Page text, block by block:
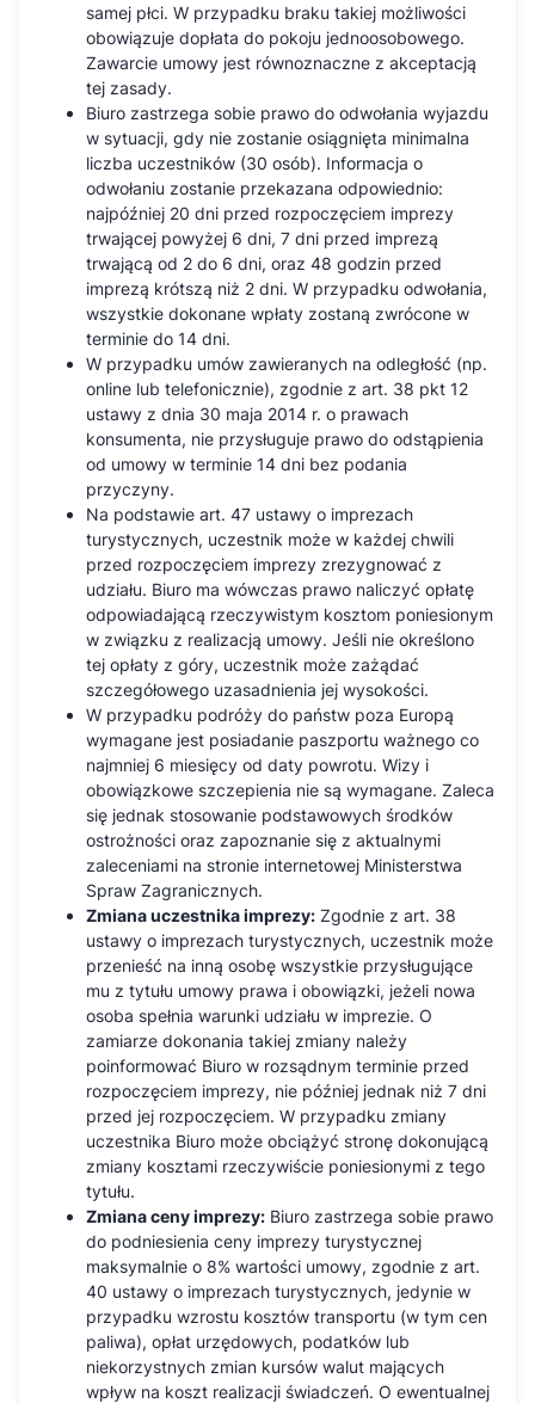
samej płci. W przypadku braku takiej możliwości
obowiązuje dopłata do pokoju jednoosobowego.
Zawarcie umowy jest równoznaczne z akceptacją
tej zasady.
Biuro zastrzega sobie prawo do odwołania wyjazdu
w sytuacji, gdy nie zostanie osiągnięta minimalna
liczba uczestników (30 osób). Informacja o
odwołaniu zostanie przekazana odpowiednio:
najpóźniej 20 dni przed rozpoczęciem imprezy
trwającej powyżej 6 dni, 7 dni przed imprezą
trwającą od 2 do 6 dni, oraz 48 godzin przed
imprezą krótszą niż 2 dni. W przypadku odwołania,
wszystkie dokonane wpłaty zostaną zwrócone w
terminie do 14 dni.
W przypadku umów zawieranych na odległość (np.
online lub telefonicznie), zgodnie z art. 38 pkt 12
ustawy z dnia 30 maja 2014 r. o prawach
konsumenta, nie przysługuje prawo do odstąpienia
od umowy w terminie 14 dni bez podania
przyczyny.
Na podstawie art. 47 ustawy o imprezach
turystycznych, uczestnik może w każdej chwili
przed rozpoczęciem imprezy zrezygnować z
udziału. Biuro ma wówczas prawo naliczyć opłatę
odpowiadającą rzeczywistym kosztom poniesionym
w związku z realizacją umowy. Jeśli nie określono
tej opłaty z góry, uczestnik może zażądać
szczegółowego uzasadnienia jej wysokości.
W przypadku podróży do państw poza Europą
wymagane jest posiadanie paszportu ważnego co
najmniej 6 miesięcy od daty powrotu. Wizy i
obowiązkowe szczepienia nie są wymagane. Zaleca
się jednak stosowanie podstawowych środków
ostrożności oraz zapoznanie się z aktualnymi
zaleceniami na stronie internetowej Ministerstwa
Spraw Zagranicznych.
Zmiana uczestnika imprezy: Zgodnie z art. 38
ustawy o imprezach turystycznych, uczestnik może
przenieść na inną osobę wszystkie przysługujące
mu z tytułu umowy prawa i obowiązki, jeżeli nowa
osoba spełnia warunki udziału w imprezie. O
zamiarze dokonania takiej zmiany należy
poinformować Biuro w rozsądnym terminie przed
rozpoczęciem imprezy, nie później jednak niż 7 dni
przed jej rozpoczęciem. W przypadku zmiany
uczestnika Biuro może obciążyć stronę dokonującą
zmiany kosztami rzeczywiście poniesionymi z tego
tytułu.
Zmiana ceny imprezy: Biuro zastrzega sobie prawo
do podniesienia ceny imprezy turystycznej
maksymalnie o 8% wartości umowy, zgodnie z art.
40 ustawy o imprezach turystycznych, jedynie w
przypadku wzrostu kosztów transportu (w tym cen
paliwa), opłat urzędowych, podatków lub
niekorzystnych zmian kursów walut mających
wpływ na koszt realizacji świadczeń. O ewentualnej